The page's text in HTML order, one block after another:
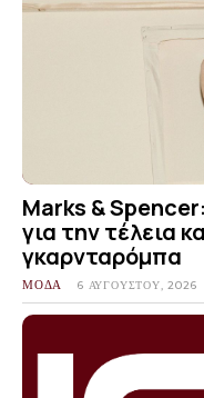
Marks &
για την τέλεια
γκαρνταρόμπα
ΜΟΔΑ 6 ΑΥΓΟΎΣΤΟΥ, 2026